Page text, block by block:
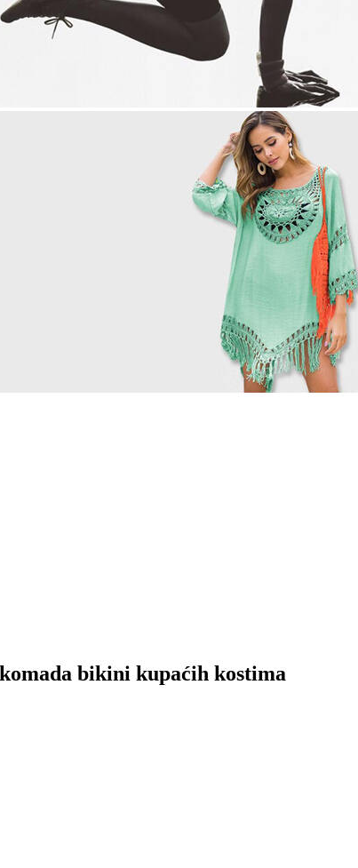
bikini kupaćih kostima